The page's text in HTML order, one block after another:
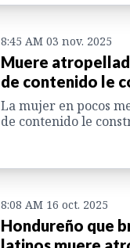
8:45 AM 03 nov. 2025
Muere
de contenido le
La mujer en pocos
de contenido le
8:08 AM 16 oct. 2025
Hondureño que